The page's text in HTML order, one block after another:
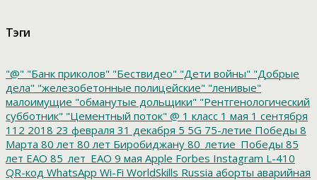
Тэги
"@" "Банк приколов" "Бествидео" "Дети войны" "Добрые
дела" "железобетонные полицейские" "ленивые"
малоимущие "обманутые дольщики" "Рентгенологический
субботник" "Цементный поток" @ 1 класс 1 мая 1 сентября
112 2018 23 февраля 31 декабря 5 5G 75-летие Победы 8
Марта 80 лет 80 лет Биробиджану 80_летие_Победы 85
лет ЕАО 85_лет_ЕАО 9 мая Apple Forbes Instagram L-410
QR-код WhatsApp Wi-Fi WorldSkills Russia аборты аварийная